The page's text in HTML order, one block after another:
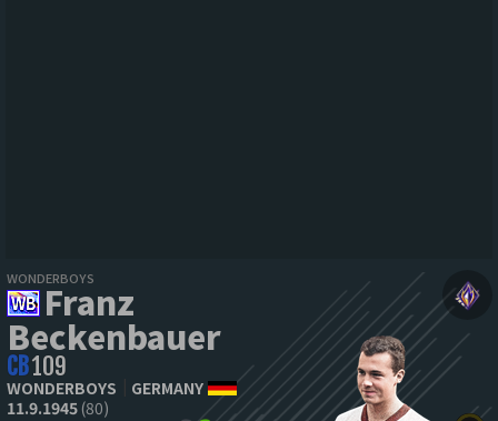
WONDERBOYS
Franz
Beckenbauer
CB109
WONDERBOYS
GERMANY
11.9.1945(80)